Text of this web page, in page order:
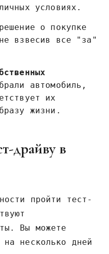
условиях.
о покупке
взвесив все "за"
автомобиль,
их
жизни.
драйву в
пройти тест-
Вы можете
на несколько дней